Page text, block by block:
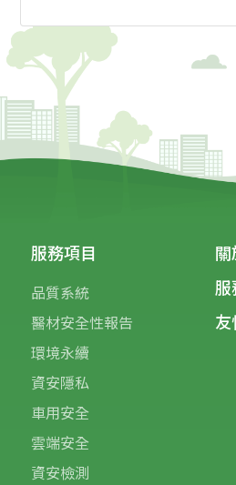
服務項目
品質系統
醫材安全性報告
環境永續
資安隱私
車用安全
雲端安全
資安檢測
服